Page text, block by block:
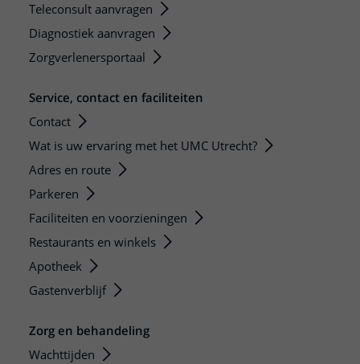
Teleconsult aanvragen
Diagnostiek aanvragen
Zorgverlenersportaal
Service, contact en faciliteiten
Contact
Wat is uw ervaring met het UMC Utrecht?
Adres en route
Parkeren
Faciliteiten en voorzieningen
Restaurants en winkels
Apotheek
Gastenverblijf
Zorg en behandeling
Wachttijden